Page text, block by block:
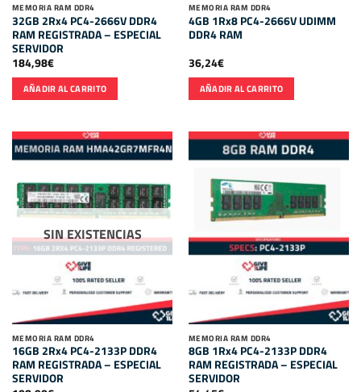
MEMORIA RAM DDR4
32GB 2Rx4 PC4-2666V DDR4
RAM REGISTRADA – ESPECIAL
SERVIDOR
184,98€
AÑADIR AL CARRITO
MEMORIA RAM DDR4
4GB 1Rx8 PC4-2666V UDIMM
DDR4 RAM
36,24€
AÑADIR AL CARRITO
SIN EXISTENCIAS
MEMORIA RAM DDR4
16GB 2Rx4 PC4-2133P DDR4
RAM REGISTRADA – ESPECIAL
SERVIDOR
MEMORIA RAM DDR4
8GB 1Rx4 PC4-2133P DDR4
RAM REGISTRADA – ESPECIAL
SERVIDOR